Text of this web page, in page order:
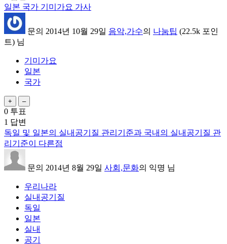
일본 국가 기미가요 가사
문의 2014년 10월 29일 음악,가수의 나눔팁 (22.5k 포인
트) 님
기미가요
일본
국가
0 투표
1 답변
독일 및 일본의 실내공기질 관리기준과 국내의 실내공기질 관
리기준이 다른점
문의 2014년 8월 29일 사회,문화의 익명 님
우리나라
실내공기질
독일
일본
실내
공기